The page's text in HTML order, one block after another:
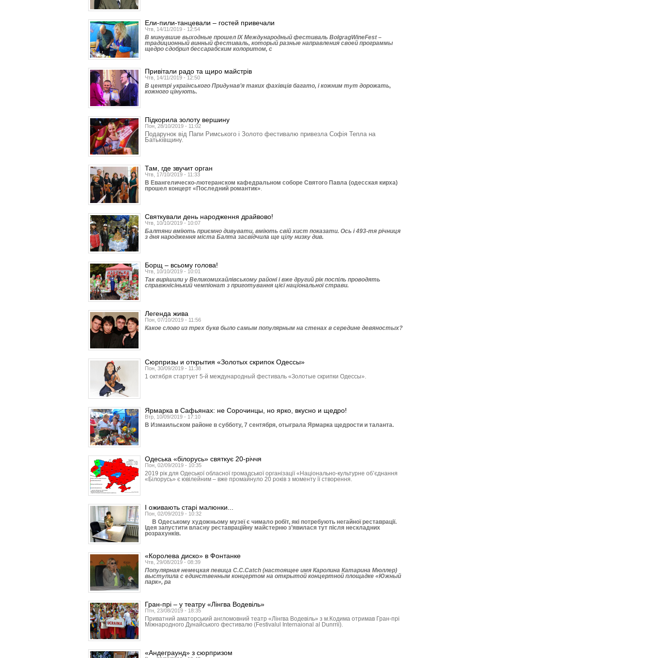
Ели-пили-танцевали – гостей привечали
Чтв, 14/11/2019 - 12:54
В минувшие выходные прошел ІХ Международный фестиваль BolgragWineFest –
традиционный винный фестиваль, который разные направления своей программы
щедро сдобрил бессарабским колоритом, с
Привітали радо та щиро майстрів
Чтв, 14/11/2019 - 12:50
В центрі українського Придунав’я таких фахівців багато, і кожним тут дорожать,
кожного цінують.
Підкорила золоту вершину
Пон, 28/10/2019 - 11:02
Подарунок від Папи Римського і Золото фестивалю привезла Софія Тепла на
Батьківщину.
Там, где звучит орган
Чтв, 17/10/2019 - 11:33
В Евангелическо-лютеранском кафедральном соборе Святого Павла (одесская кирха)
прошел концерт «Последний романтик».
Святкували день народження драйвово!
Чтв, 10/10/2019 - 10:07
Балтяни вміють приємно дивувати, вміють свій хист показати. Ось і 493-тя річниця
з дня народження міста Балта засвідчила ще цілу низку див.
Борщ – всьому голова!
Чтв, 10/10/2019 - 10:01
Так вирішили у Великомихай­лівському районі і вже другий рік поспіль проводять
справжнісінький чемпіонат з приготування цієї національної страви.
Легенда жива
Пон, 07/10/2019 - 11:56
Какое слово из трех букв было самым популярным на стенах в середине девяностых?
Сюрпризы и открытия «Золотых скрипок Одессы»
Пон, 30/09/2019 - 11:38
1 октября стартует 5-й международный фестиваль «Золотые скрипки Одессы».
Ярмарка в Сафьянах: не Сорочинцы, но ярко, вкусно и щедро!
Втр, 10/09/2019 - 17:10
В Измаильском районе в субботу, 7 сентября, отыграла Ярмарка щедрости и таланта.
Одеська «білорусь» святкує 20-річчя
Пон, 02/09/2019 - 10:35
2019 рік для Одеської обласної громадської організації «Національно-культурне об’єднання
«Білорусь» є ювілейним – вже промайнуло 20 років з моменту її створення.
І оживають старі малюнки...
Пон, 02/09/2019 - 10:32
В Одеському художньому музеї є чимало робіт, які потребують негайної реставрації.
Ідея запустити власну реставраційну майстерню з’явилася тут після нескладних
розрахунків.
«Королева диско» в Фонтанке
Чтв, 29/08/2019 - 08:39
Популярная немецкая певица C.C.Catch (настоящее имя Каролина Катарина Мюллер)
выступила с единственным концертом на открытой концертной площадке «Южный
парк», ра
Гран-прі – у театру «Лінгва Водевіль»
Птн, 23/08/2019 - 18:35
Приватний аматорський англомовний театр «Лінгва Водевіль» з м.Кодима отримав Гран-прі
Міжнародного Дунайського фестивалю (Festivalul Internaional al Dunгrii).
«Андеграунд» з сюрпризом